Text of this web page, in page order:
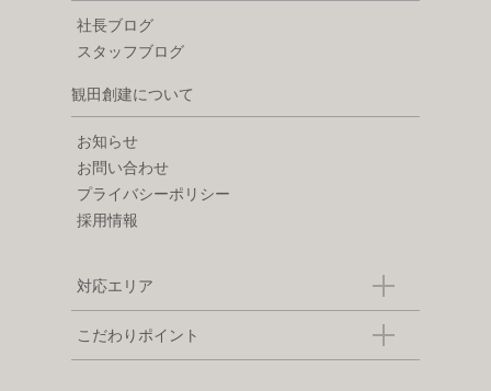
社長ブログ
スタッフブログ
観田創建について
お知らせ
お問い合わせ
プライバシーポリシー
採用情報
対応エリア
こだわりポイント